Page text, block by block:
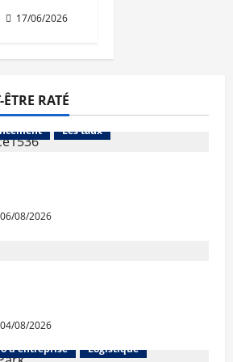
17/06/2026
RATÉ
Les taux
06/08/2026
04/08/2026
d'entreprise Logistique